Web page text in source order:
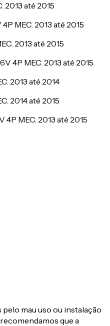
2013 até 2015
MEC. 2013 até 2015
2013 até 2015
4P MEC. 2013 até 2015
2013 até 2014
2014 até 2015
4P MEC. 2013 até 2015
mau uso ou instalação
que a